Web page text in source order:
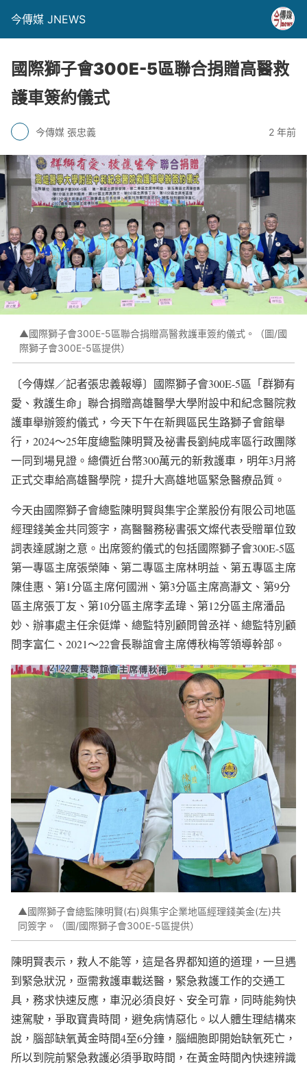
今傳媒 JNEWS
國際獅子會300E-5區聯合捐贈高醫救
護車簽約儀式
今傳媒 張忠義 2 年前
▲國際獅子會300E-5區聯合捐贈高醫救護車簽約儀式。（圖/國
際獅子會300E-5區提供）
〔今傳媒／記者張忠義報導〕國際獅子會300E-5區「群獅有
愛、救護生命」聯合捐贈高雄醫學大學附設中和紀念醫院救
護車舉辦簽約儀式，今天下午在新興區民生路獅子會館舉
行，2024〜25年度總監陳明賢及祕書長劉純成率區行政團隊
一同到場見證。總價近台幣300萬元的新救護車，明年3月將
正式交車給高雄醫學院，提升大高雄地區緊急醫療品質。
今天由國際獅子會總監陳明賢與集宇企業股份有限公司地區
經理錢美金共同簽字，高醫醫務秘書張文燦代表受贈單位致
詞表達感謝之意。出席簽約儀式的包括國際獅子會300E-5區
第一專區主席張榮陣、第二專區主席林明益、第五專區主席
陳佳惠、第1分區主席何國洲、第3分區主席高瀞文、第9分
區主席張丁友、第10分區主席李孟瑋、第12分區主席潘品
妙、辦事處主任余侹燁、總監特別顧問曾丞祥、總監特別顧
問李富仁、2021〜22會長聯誼會主席傅秋梅等領導幹部。
▲國際獅子會總監陳明賢(右)與集宇企業地區經理錢美金(左)共
同簽字。（圖/國際獅子會300E-5區提供）
陳明賢表示，救人不能等，這是各界都知道的道理，一旦遇
到緊急狀況，亟需救護車載送醫，緊急救護工作的交通工
具，務求快速反應，車況必須良好、安全可靠，同時能夠快
速駕駛，爭取寶貴時間，避免病情惡化。以人體生理結構來
說，腦部缺氧黃金時間4至6分鐘，腦細胞即開始缺氧死亡，
所以到院前緊急救護必須爭取時間，在黃金時間內快速辨識